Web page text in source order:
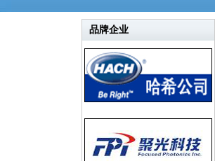
品牌企业